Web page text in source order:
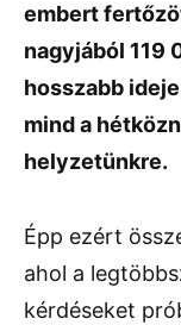
embert
nagyjából 119
hosszabb
mind a
helyzetünkre.
Épp ezért
ahol a
kérdéseket